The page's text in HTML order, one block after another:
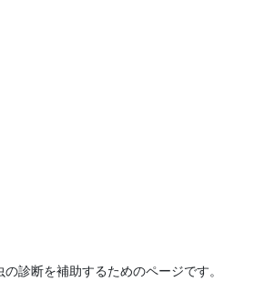
診断を補助するためのページです。